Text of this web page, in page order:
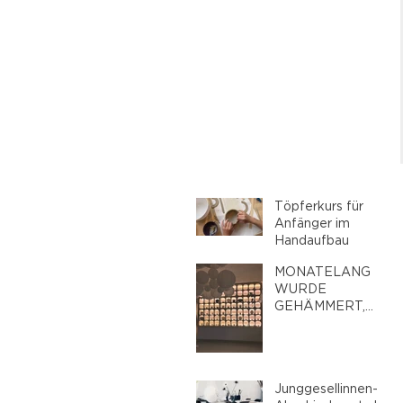
Töpferkurs für
Anfänger im
Handaufbau
MONATELANG
WURDE
GEHÄMMERT,
STUDIO
Junggesellinnen-